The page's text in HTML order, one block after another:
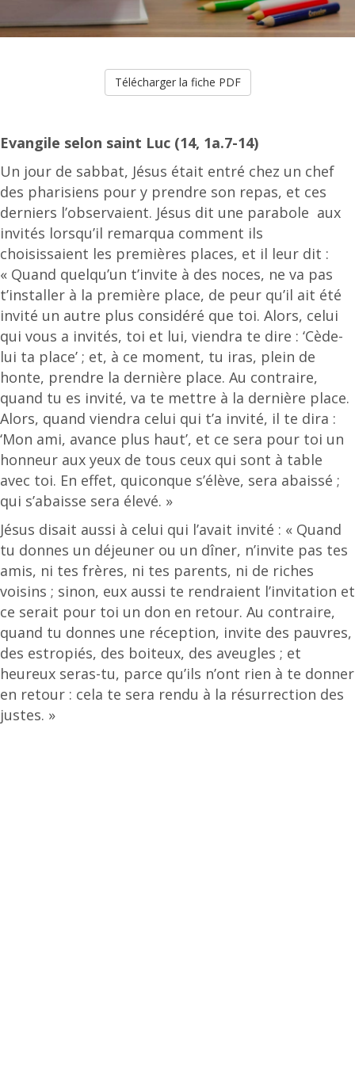
Télécharger la fiche PDF
Evangile selon saint Luc (14, 1a.7-14)
Un jour de sabbat, Jésus était entré chez un chef
des pharisiens pour y prendre son repas, et ces
derniers l’observaient. Jésus dit une parabole aux
invités lorsqu’il remarqua comment ils
choisissaient les premières places, et il leur dit :
« Quand quelqu’un t’invite à des noces, ne va pas
t’installer à la première place, de peur qu’il ait été
invité un autre plus considéré que toi. Alors, celui
qui vous a invités, toi et lui, viendra te dire : ‘Cède-
lui ta place’ ; et, à ce moment, tu iras, plein de
honte, prendre la dernière place. Au contraire,
quand tu es invité, va te mettre à la dernière place.
Alors, quand viendra celui qui t’a invité, il te dira :
‘Mon ami, avance plus haut’, et ce sera pour toi un
honneur aux yeux de tous ceux qui sont à table
avec toi. En effet, quiconque s’élève, sera abaissé ;
qui s’abaisse sera élevé. »
Jésus disait aussi à celui qui l’avait invité : « Quand
tu donnes un déjeuner ou un dîner, n’invite pas tes
amis, ni tes frères, ni tes parents, ni de riches
voisins ; sinon, eux aussi te rendraient l’invitation et
ce serait pour toi un don en retour. Au contraire,
quand tu donnes une réception, invite des pauvres,
des estropiés, des boiteux, des aveugles ; et
heureux seras-tu, parce qu’ils n’ont rien à te donner
en retour : cela te sera rendu à la résurrection des
justes. »